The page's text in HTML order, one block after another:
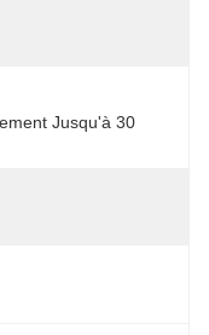
Jusqu'à 30